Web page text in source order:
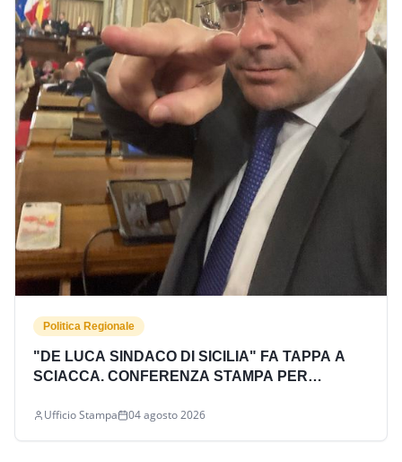
Politica Regionale
"DE LUCA SINDACO DI SICILIA" FA TAPPA A
SCIACCA. CONFERENZA STAMPA PER
RAIMONDO BRUCCULERI E MAURIZIO BLÒ IN
Ufficio Stampa 04 agosto 2026